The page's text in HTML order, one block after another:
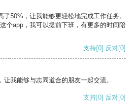
50%，让我能够更轻松地完成工作任务。
个app，我可以提前下班，有更多的时间陪
支持[0] 反对[0]
我能够与志同道合的朋友一起交流。
支持[0] 反对[0]